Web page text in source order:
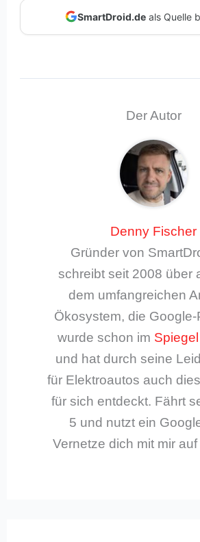
SmartDroid.deals Quelle
Der Autor
Denny Fischer
Gründer von
schreibt seit 2008 über
dem umfangreichen
Ökosystem, die Google-
wurde schon im Spiegel
und hat durch seine
für Elektroautos auch
für sich entdeckt. Fährt
5 und nutzt ein
Vernetze dich mit mir auf